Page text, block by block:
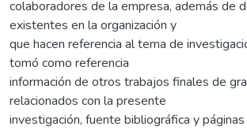
colaboradores de la empresa, además de
existentes en la organización y
que hacen referencia al tema de
tomó como referencia
información de otros trabajos finales de
relacionados con la presente
investigación, fuente bibliográfica y